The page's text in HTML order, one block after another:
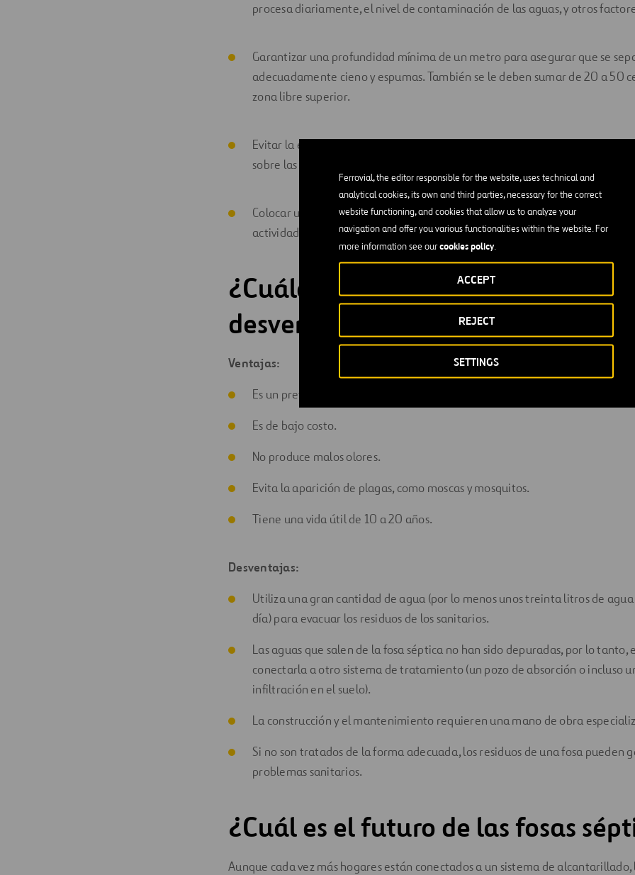
Ferrovial, the editor responsible for the website, uses technical and
analytical cookies, its own and third parties, necessary for the correct
website functioning, and cookies that allow us to analyze your
navigation and offer you various functionalities within the website. For
more information see ourcookies policy.
SETTINGS
REJECT
ACCEPT
procesa diariamente, el nivel de contaminación de las aguas, y otros
Garantizar una profundidad mínima de un metro para asegurar que se
adecuadamente cieno y espumas. También se le deben sumar de 20 a 50
zona libre superior.
Evitar la entrada de agua de lluvia, ya que el exceso de agua puede tener
sobre las bacterias activas (microorganismos) dentro de la fosa.
Colocar un punto de ventilación para que se escapen los gases que son
actividad bacteriana.
¿Cuáles son las principales
desventajas de una fosa séptica?
Ventajas:
Es un pretratamiento eficaz antes de la fase de depuración del agua.
Es de bajo costo.
No produce malos olores.
Evita la aparición de plagas, como moscas y mosquitos.
Tiene una vida útil de 10 a 20 años.
Desventajas:
Utiliza una gran cantidad de agua (por lo menos unos treinta litros de
día) para evacuar los residuos de los sanitarios.
Las aguas que salen de la fosa séptica no han sido depuradas, por lo tanto,
conectarla a otro sistema de tratamiento (un pozo de absorción o incluso
infiltración en el suelo).
La construcción y el mantenimiento requieren una mano de obra
Si no son tratados de la forma adecuada, los residuos de una fosa pueden
problemas sanitarios.
¿Cuál es el futuro de las fosas
Aunque cada vez más hogares están conectados a un sistema de alcantarillado,